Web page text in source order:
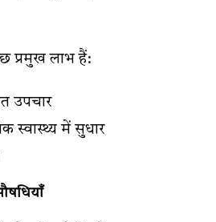
प्रमुख लाभ हैं:
उपचार
स्वास्थ्य में सुधार